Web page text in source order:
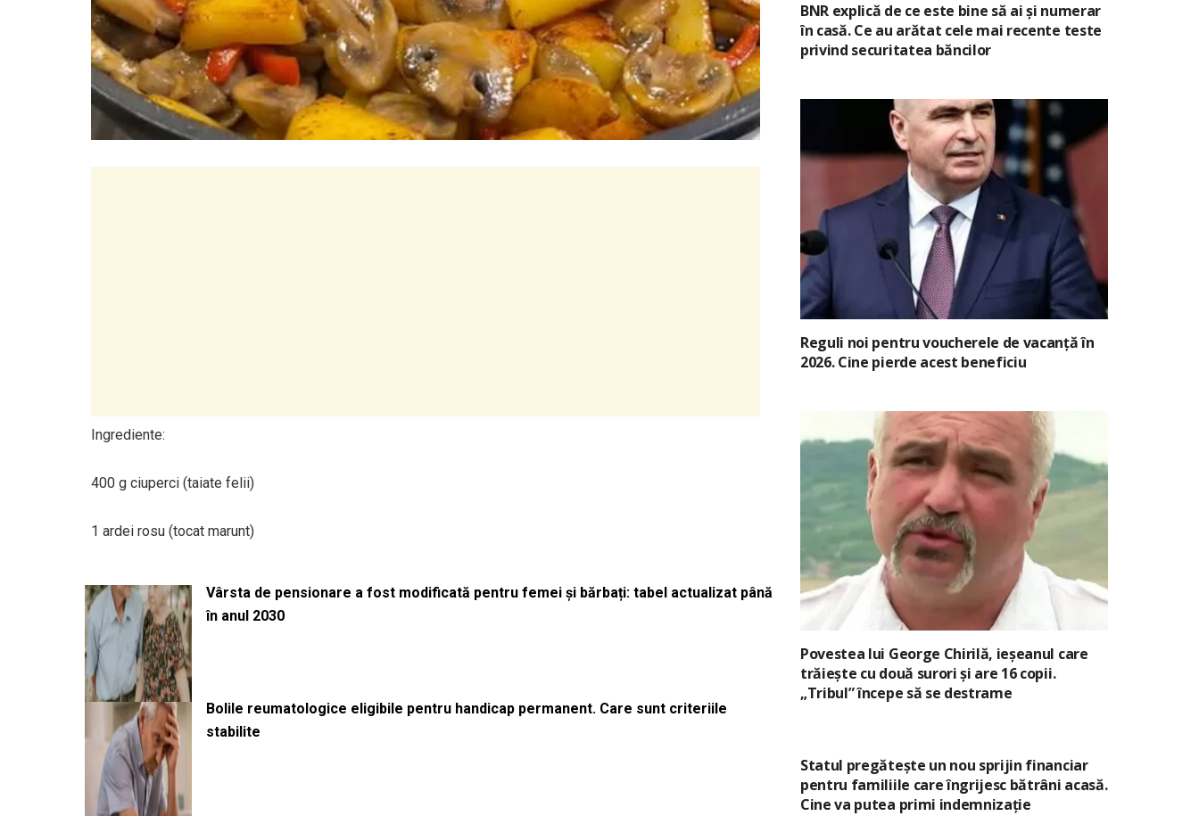
Ingrediente:
400 g ciuperci (taiate felii)
1 ardei rosu (tocat marunt)
Vârsta de pensionare a fost modificată pentru femei și bărbați: tabel actualizat până
în anul 2030
Bolile reumatologice eligibile pentru handicap permanent. Care sunt criteriile
stabilite
BNR explică de ce este bine să ai și numerar
în casă. Ce au arătat cele mai recente teste
privind securitatea băncilor
Reguli noi pentru voucherele de vacanță în
2026. Cine pierde acest beneficiu
Povestea lui George Chirilă, ieșeanul care
trăiește cu două surori și are 16 copii.
„Tribul” începe să se destrame
Statul pregătește un nou sprijin financiar
pentru familiile care îngrijesc bătrâni acasă.
Cine va putea primi indemnizație